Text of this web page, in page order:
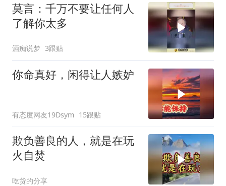
莫言：千万不要让任何人
了解你太多
酒痴说梦 3跟贴
你命真好，闲得让人嫉妒
有态度网友19Dsym 15跟贴
欺负善良的人，就是在玩
火自焚
吃货的分享